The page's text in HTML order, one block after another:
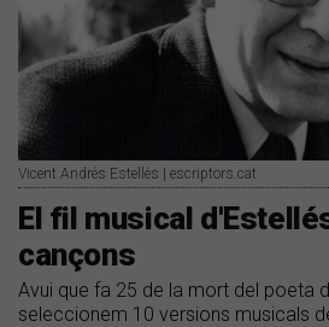
Vicent Andrés Estellés | escriptors.cat
El fil musical
cançons
Avui que fa 25 de la mort del poeta
seleccionem 10 versions musicals